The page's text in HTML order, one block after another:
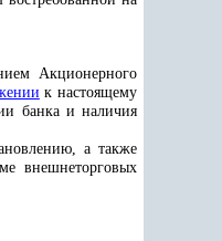
Акционерного
к настоящему
банка и наличия
а также
внешнеторговых